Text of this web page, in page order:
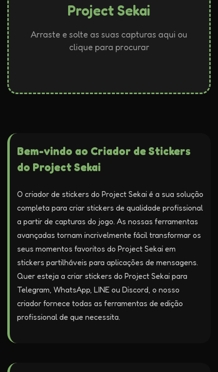
Project Sekai
Arraste e solte as suas capturas aqui ou
clique para procurar
Bem-vindo ao Criador de Stickers
do Project Sekai
O criador de stickers do Project Sekai é a sua solução
completa para criar stickers de qualidade profissional
a partir de capturas do jogo. As nossas ferramentas
avançadas tornam incrivelmente fácil transformar os
seus momentos favoritos do Project Sekai em
stickers partilháveis para aplicações de mensagens.
Quer esteja a criar stickers do Project Sekai para
Telegram, WhatsApp, LINE ou Discord, o nosso
criador fornece todas as ferramentas de edição
profissional de que necessita.